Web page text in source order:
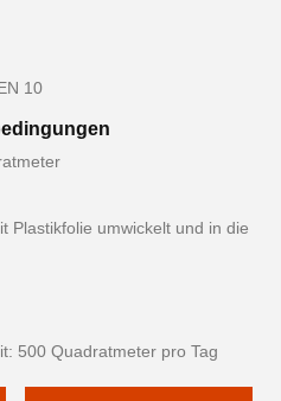
10
Plastikfolie umwickelt und in die
500 Quadratmeter pro Tag